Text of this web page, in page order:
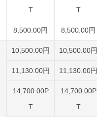
T
T
8,500.00円 8,500.00円
10,500.00円 10,500.00円
11,130.00円 11,130.00円
14,700.00P
T
14,700.00P
T